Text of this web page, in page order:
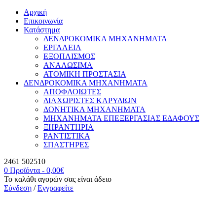
Αρχική
Επικοινωνία
Κατάστημα
ΔΕΝΔΡΟΚΟΜΙΚΑ ΜΗΧΑΝΗΜΑΤΑ
ΕΡΓΑΛΕΙΑ
ΕΞΟΠΛΙΣΜΟΣ
ΑΝΑΛΩΣΙΜΑ
ΑΤΟΜΙΚΗ ΠΡΟΣΤΑΣΙΑ
ΔΕΝΔΡΟΚΟΜΙΚΑ ΜΗΧΑΝΗΜΑΤΑ
ΑΠΟΦΛΟΙΩΤΕΣ
ΔΙΑΧΩΡΙΣΤΕΣ ΚΑΡΥΔΙΩΝ
ΔΟΝΗΤΙΚΑ ΜΗΧΑΝΗΜΑΤΑ
ΜΗΧΑΝΗΜΑΤΑ ΕΠΕΞΕΡΓΑΣΙΑΣ ΕΔΑΦΟΥΣ
ΞΗΡΑΝΤΗΡΙΑ
ΡΑΝΤΙΣΤΙΚΑ
ΣΠΑΣΤΗΡΕΣ
2461 502510
0 Προϊόντα - 0,00€
Το καλάθι αγορών σας είναι άδειο
Σύνδεση /Εγγραφείτε